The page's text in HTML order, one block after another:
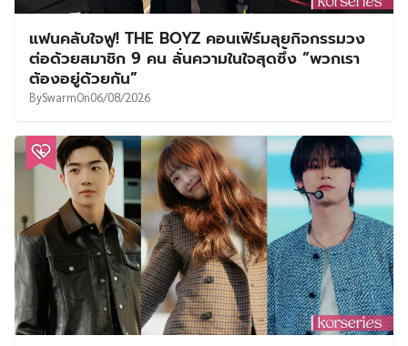
แฟนคลับใจฟู! THE BOYZ คอนเฟิร์มลุยกิจกรรมวง
ต่อด้วยสมาชิก 9 คน ลั่นความในใจสุดซึ้ง “พวกเรา
ต้องอยู่ด้วยกัน”
BySwarmOn06/08/2026